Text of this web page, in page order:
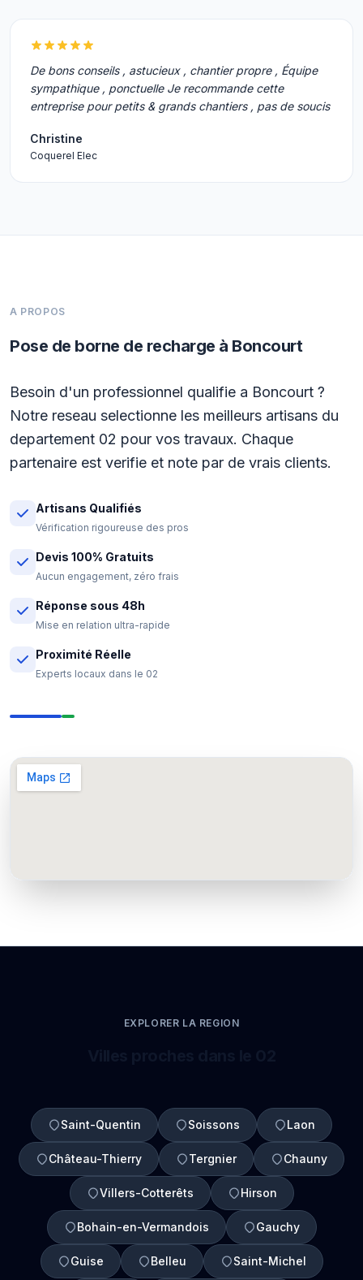
De bons conseils , astucieux , chantier propre , Équipe
sympathique , ponctuelle Je recommande cette
entreprise pour petits & grands chantiers , pas de soucis
Christine
Coquerel Elec
A PROPOS
Pose de borne de recharge à Boncourt
Besoin d'un professionnel qualifie a Boncourt ?
Notre reseau selectionne les meilleurs artisans du
departement 02 pour vos travaux. Chaque
partenaire est verifie et note par de vrais clients.
Artisans Qualifiés
Vérification rigoureuse des pros
Devis 100% Gratuits
Aucun engagement, zéro frais
Réponse sous 48h
Mise en relation ultra-rapide
Proximité Réelle
Experts locaux dans le 02
EXPLORER LA REGION
Saint-Quentin Soissons Laon
Château-Thierry Tergnier Chauny
Villers-Cotterêts Hirson
Bohain-en-Vermandois Gauchy
Guise Belleu Saint-Michel